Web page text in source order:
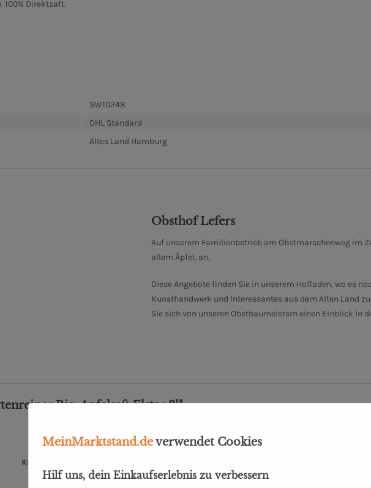
100% Direktsaft.
SW10248
DHL Standard
Altes Land Hamburg
Obsthof Lefers
Auf unserem Familienbetrieb am Obstmarschenweg im
allem Äpfel, an.
Diese Angebote finden Sie in unserem Hofladen, wo es
Kunsthandwerk und Interessantes aus dem Alten Land
Sie sich von unseren Obstbaumeistern einen Einblick in
Bio-Apfelsaft Elstar 3l"
Kunden haben sich ebenfalls angesehen
MeinMarktstand.deverwendet Cookies
Hilf uns, dein Einkaufserlebnis zu verbessern